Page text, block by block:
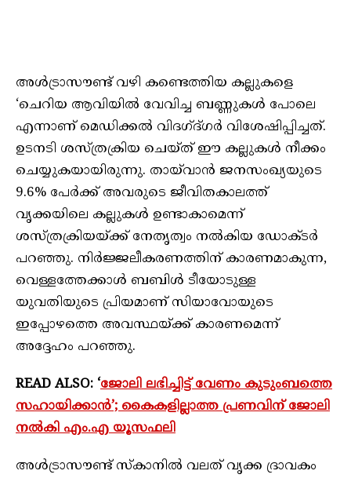
അൾട്രാസൗണ്ട് വഴി കണ്ടെത്തിയ കല്ലുകളെ
‘ചെറിയ ആവിയിൽ വേവിച്ച ബണ്ണുകൾ പോലെ
എന്നാണ് മെഡിക്കൽ വിദഗ്ദ്‌ഗർ വിശേഷിപ്പിച്ചത്.
ഉടനടി ശസ്‌ത്രക്രിയ ചെയ്ത് ഈ കല്ലുകൾ നീക്കം
ചെയ്യുകയായിരുന്നു. തായ്‌വാൻ ജനസംഖ്യയുടെ
9.6% പേർക്ക് അവരുടെ ജീവിതകാലത്ത്
വൃക്കയിലെ കല്ലുകൾ ഉണ്ടാകാമെന്ന്
ശസ്ത്രക്രിയയ്ക്ക് നേതൃത്വം നൽകിയ ഡോക്ടർ
പറഞ്ഞു. നിർജ്ജലീകരണത്തിന് കാരണമാകുന്ന,
വെള്ളത്തേക്കാൾ ബബിൾ ടീയോടുള്ള
യുവതിയുടെ പ്രിയമാണ് സിയാവോയുടെ
ഇപ്പോഴത്തെ അവസ്ഥയ്ക്ക് കാരണമെന്ന്
അദ്ദേഹം പറഞ്ഞു.
READ ALSO: ‘ജോലി ലഭിച്ചിട്ട് വേണം കുടുംബത്തെ
സഹായിക്കാന്‍’; കൈകളില്ലാത്ത പ്രണവിന് ജോലി
നല്‍കി എം.എ യൂസഫലി
അൾട്രാസൗണ്ട് സ്‌കാനിൽ വലത് വൃക്ക ദ്രാവകം